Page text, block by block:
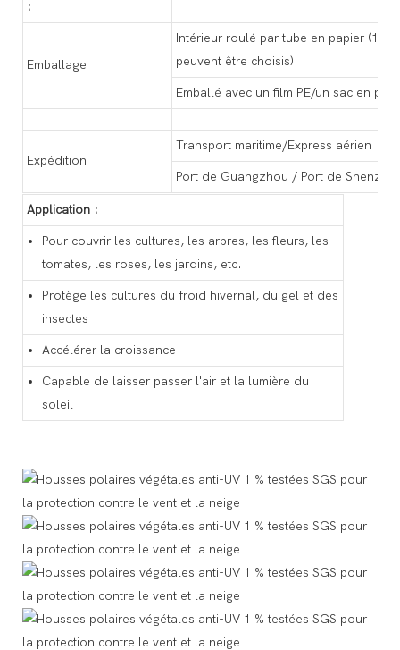
:
Emballage
Intérieur roulé par tube en papier (1,5
peuvent être choisis)
Emballé avec un film PE/un sac en
Expédition
Transport maritime/Express aérien
Port de Guangzhou / Port de
Application :
Pour couvrir les cultures, les arbres, les fleurs, les
tomates, les roses, les jardins, etc.
Protège les cultures du froid hivernal, du gel et des
insectes
Accélérer la croissance
Capable de laisser passer l'air et la lumière du
soleil